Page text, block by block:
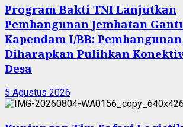
Program Bakti TNI Lanjutkan
Pembangunan Jembatan
Kapendam I/BB:
Diharapkan Pulihkan
Desa
5 Agustus 2026